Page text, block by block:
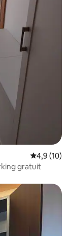
Évaluation
4,9 (10)
gratuit